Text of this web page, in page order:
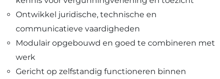
Ontwikkel juridische, technische en
communicatieve vaardigheden
Modulair opgebouwd en goed te combineren met
werk
Gericht op zelfstandig functioneren binnen